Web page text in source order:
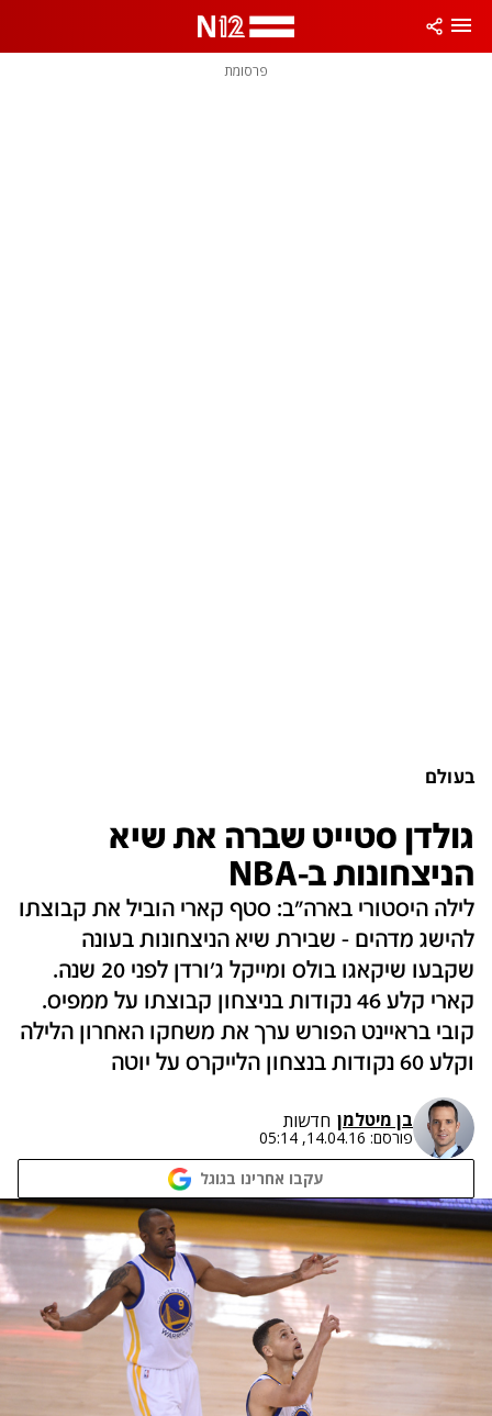
פרסומת
בעולם
גולדן סטייט שברה את שיא
הניצחונות ב-NBA
לילה היסטורי בארה"ב: סטף קארי הוביל את קבוצתו
להישג מדהים - שבירת שיא הניצחונות בעונה
שקבעו שיקאגו בולס ומייקל ג׳ורדן לפני 20 שנה.
קארי קלע 46 נקודות בניצחון קבוצתו על ממפיס.
קובי בראיינט הפורש ערך את משחקו האחרון הלילה
וקלע 60 נקודות בנצחון הלייקרס על יוטה
בן מיטלמן חדשות
פורסם: 14.04.16, 05:14
עקבו אחרינו בגוגל